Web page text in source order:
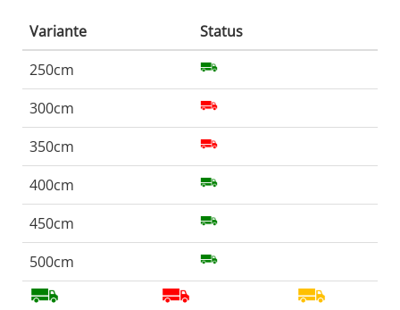
Variante
Status
250cm
300cm
350cm
400cm
450cm
500cm